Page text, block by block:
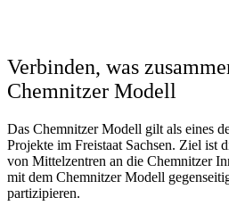
Verbinden, was
Chemnitzer Modell
Das Chemnitzer Modell gilt als eines
Projekte im Freistaat Sachsen. Ziel ist
von Mittelzentren an die Chemnitzer
mit dem Chemnitzer Modell
partizipieren.